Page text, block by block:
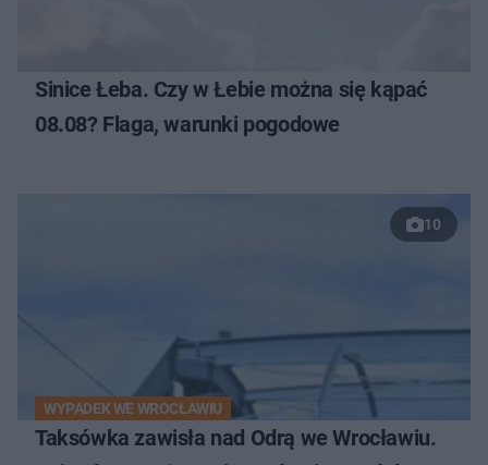
Sinice Łeba. Czy w Łebie można się kąpać
08.08? Flaga, warunki pogodowe
10
WYPADEK WE WROCŁAWIU
Taksówka zawisła nad Odrą we Wrocławiu.